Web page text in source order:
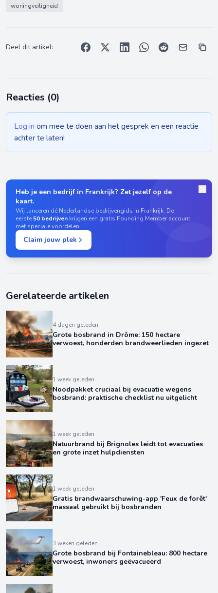
woningveiligheid
Deel dit artikel:
Reacties (0)
Log in om mee te doen aan het gesprek en een reactie
achter te laten!
Heb je een bedrijf in Frankrijk? Zet jezelf op de
kaart.
Wij lanceren dé Nederlandse bedrijvengids in Frankrijk. De
eerste50 bedrijven krijgen een gratis Founding Member account
met speciale voordelen.
Claim jouw plek
Gerelateerde artikelen
4 dagen geleden
Grote bosbrand in Drôme: 150 hectare
verwoest, honderden brandweerlieden ingezet
1 week geleden
Noodpakket cruciaal bij evacuatie wegens
bosbrand: praktische checklist nu uitgelicht
1 week geleden
Natuurbrand bij Brignoles leidt tot evacuaties
en grote inzet hulpdiensten
1 week geleden
Gratis brandwaarschuwing-app 'Feux de forêt'
massaal gebruikt bij bosbranden
3 weken geleden
Grote bosbrand bij Fontainebleau: 800 hectare
verwoest, inwoners geëvacueerd